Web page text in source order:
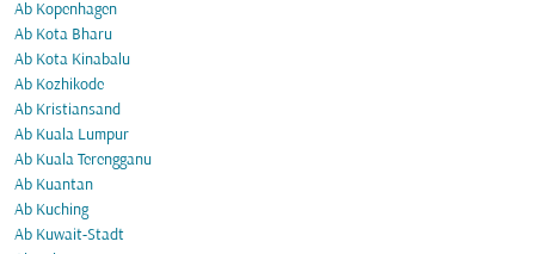
Ab Kopenhagen
Ab Kota Bharu
Ab Kota Kinabalu
Ab Kozhikode
Ab Kristiansand
Ab Kuala Lumpur
Ab Kuala Terengganu
Ab Kuantan
Ab Kuching
Ab Kuwait-Stadt